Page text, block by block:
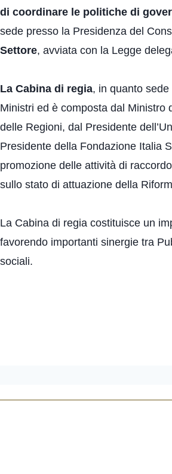
di coordinare le politiche di
sede presso la Presidenza del
Settore, avviata con la Legge
La Cabina di regia, in quanto
Ministri ed è composta dal Ministro
delle Regioni, dal Presidente
Presidente della Fondazione Italia
promozione delle attività di
sullo stato di attuazione della
La Cabina di regia costituisce un
favorendo importanti sinergie tra
sociali.